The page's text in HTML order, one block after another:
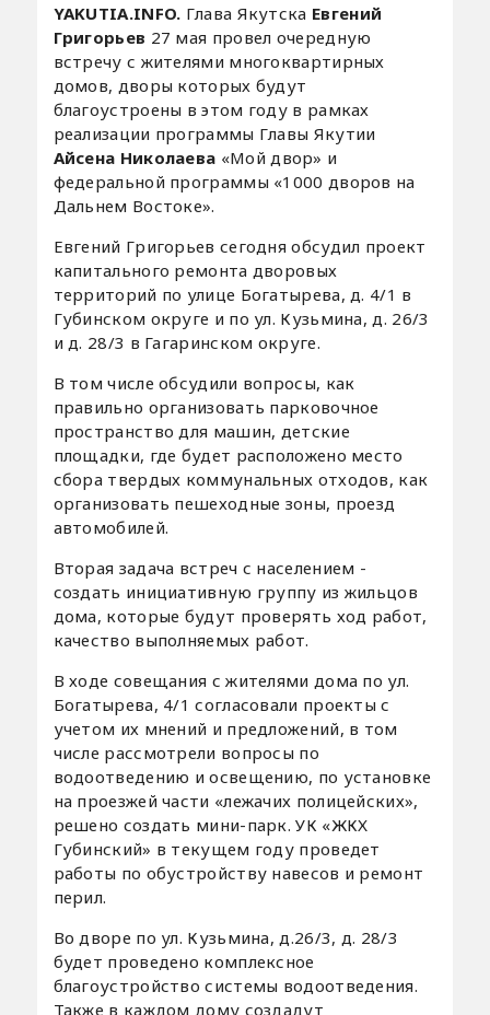
YAKUTIA.INFO. Глава Якутска Евгений
Григорьев 27 мая провел очередную
встречу с жителями многоквартирных
домов, дворы которых будут
благоустроены в этом году в рамках
реализации программы Главы Якутии
Айсена Николаева «Мой двор» и
федеральной программы «1000 дворов на
Дальнем Востоке».
Евгений Григорьев сегодня обсудил проект
капитального ремонта дворовых
территорий по улице Богатырева, д. 4/1 в
Губинском округе и по ул. Кузьмина, д. 26/3
и д. 28/3 в Гагаринском округе.
В том числе обсудили вопросы, как
правильно организовать парковочное
пространство для машин, детские
площадки, где будет расположено место
сбора твердых коммунальных отходов, как
организовать пешеходные зоны, проезд
автомобилей.
Вторая задача встреч с населением -
создать инициативную группу из жильцов
дома, которые будут проверять ход работ,
качество выполняемых работ.
В ходе совещания с жителями дома по ул.
Богатырева, 4/1 согласовали проекты с
учетом их мнений и предложений, в том
числе рассмотрели вопросы по
водоотведению и освещению, по установке
на проезжей части «лежачих полицейских»,
решено создать мини-парк. УК «ЖКХ
Губинский» в текущем году проведет
работы по обустройству навесов и ремонт
перил.
Во дворе по ул. Кузьмина, д.26/3, д. 28/3
будет проведено комплексное
благоустройство системы водоотведения.
Также в каждом дому создадут